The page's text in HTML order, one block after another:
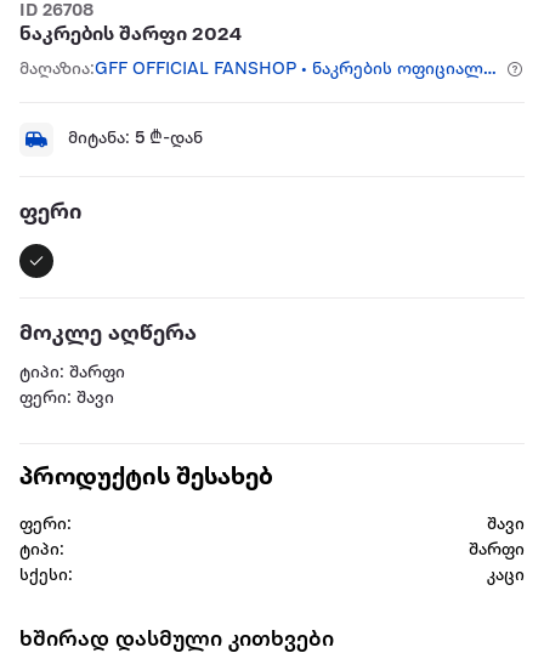
ID 26708
ნაკრების შარფი 2024
მაღაზია: GFF OFFICIAL FANSHOP • ნაკრების ოფიციალური ფანშოპი
მიტანა: 5 ₾-დან
ფერი
მოკლე აღწერა
ტიპი: შარფი
ფერი: შავი
პროდუქტის შესახებ
ფერი:
შავი
ტიპი:
შარფი
სქესი:
კაცი
ხშირად დასმული კითხვები